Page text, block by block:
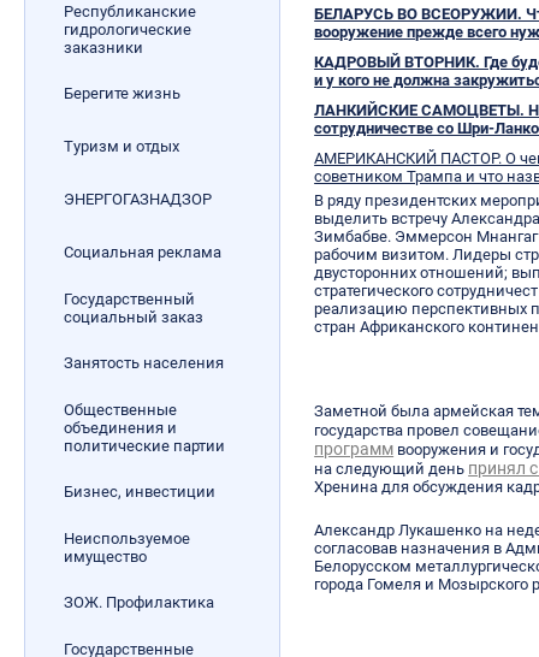
Республиканские
гидрологические
заказники
Берегите жизнь
Туризм и отдых
ЭНЕРГОГАЗНАДЗОР
Социальная реклама
Государственный
социальный заказ
Занятость населения
Общественные
объединения и
политические партии
Бизнес, инвестиции
Неиспользуемое
имущество
ЗОЖ. Профилактика
Государственные
БЕЛАРУСЬ ВО ВСЕОРУЖИИ.
вооружение прежде всего
КАДРОВЫЙ ВТОРНИК. Где
и у кого не должна
ЛАНКИЙСКИЕ САМОЦВЕТЫ. На
сотрудничестве со Шри-
АМЕРИКАНСКИЙ ПАСТОР. О
советником Трампа и что
В ряду президентских
выделить встречу
Зимбабве. Эммерсон
рабочим визитом. Лидеры
двусторонних отношений;
стратегического
реализацию перспективных
стран Африканского
Заметной была армейская
государства провел
программ вооружения и
на следующий день принял
Хренина для обсуждения
Александр Лукашенко на
согласовав назначения в
Белорусском
города Гомеля и Мозырского